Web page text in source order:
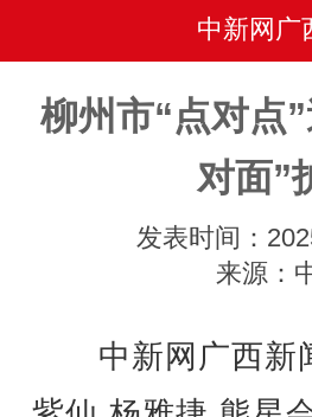
中新网广
柳州市“点对点
对面”
发表时间：
来源：
中新网广西新